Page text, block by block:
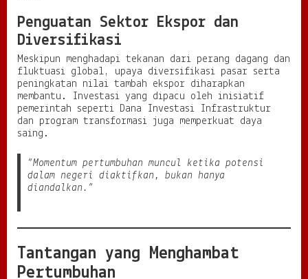
Penguatan Sektor Ekspor dan
Diversifikasi
Meskipun menghadapi tekanan dari perang dagang dan
fluktuasi global, upaya diversifikasi pasar serta
peningkatan nilai tambah ekspor diharapkan
membantu. Investasi yang dipacu oleh inisiatif
pemerintah seperti Dana Investasi Infrastruktur
dan program transformasi juga memperkuat daya
saing.
“Momentum pertumbuhan muncul ketika potensi
dalam negeri diaktifkan, bukan hanya
diandalkan.”
Tantangan yang Menghambat
Pertumbuhan